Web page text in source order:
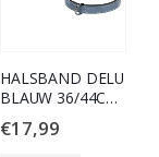
HALSBAND DELU
BLAUW 36/44CM
20MM
€17,99